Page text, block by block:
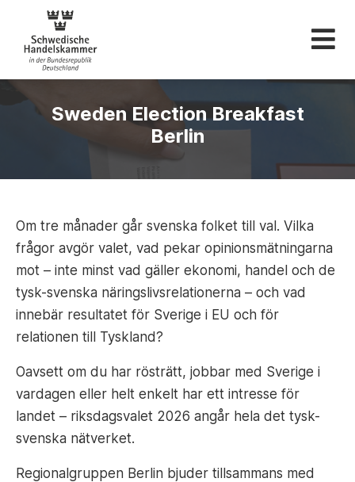
Svenska
Sweden Election Breakfast
Berlin
Om tre månader går svenska folket till val. Vilka
frågor avgör valet, vad pekar opinionsmätningarna
mot – inte minst vad gäller ekonomi, handel och de
tysk-svenska näringslivsrelationerna – och vad
innebär resultatet för Sverige i EU och för
relationen till Tyskland?
Oavsett om du har rösträtt, jobbar med Sverige i
vardagen eller helt enkelt har ett intresse för
landet – riksdagsvalet 2026 angår hela det tysk-
svenska nätverket.
Regionalgruppen Berlin bjuder tillsammans med